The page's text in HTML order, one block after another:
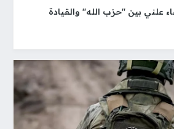
علني بين "حزب الله" والقيادة